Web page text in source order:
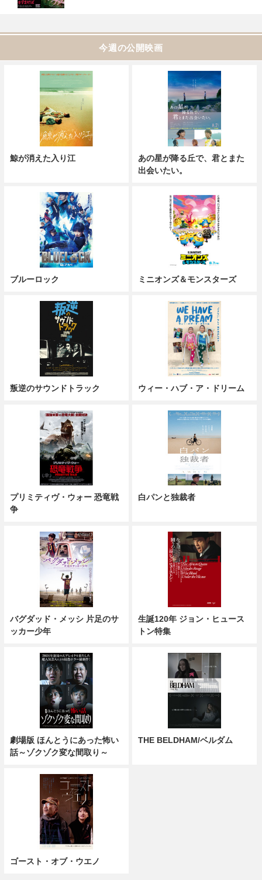
今週の公開映画
鯨が消えた入り江
あの星が降る丘で、君とまた
出会いたい。
ブルーロック ミニオンズ＆モンスターズ
叛逆のサウンドトラック ウィー・ハブ・ア・ドリーム
プリミティヴ・ウォー 恐竜戦
争
白パンと独裁者
バグダッド・メッシ 片足のサ
ッカー少年
生誕120年 ジョン・ヒュース
トン特集
劇場版 ほんとうにあった怖い
話～ゾクゾク変な間取り～
THE BELDHAM/ベルダム
ゴースト・オブ・ウエノ